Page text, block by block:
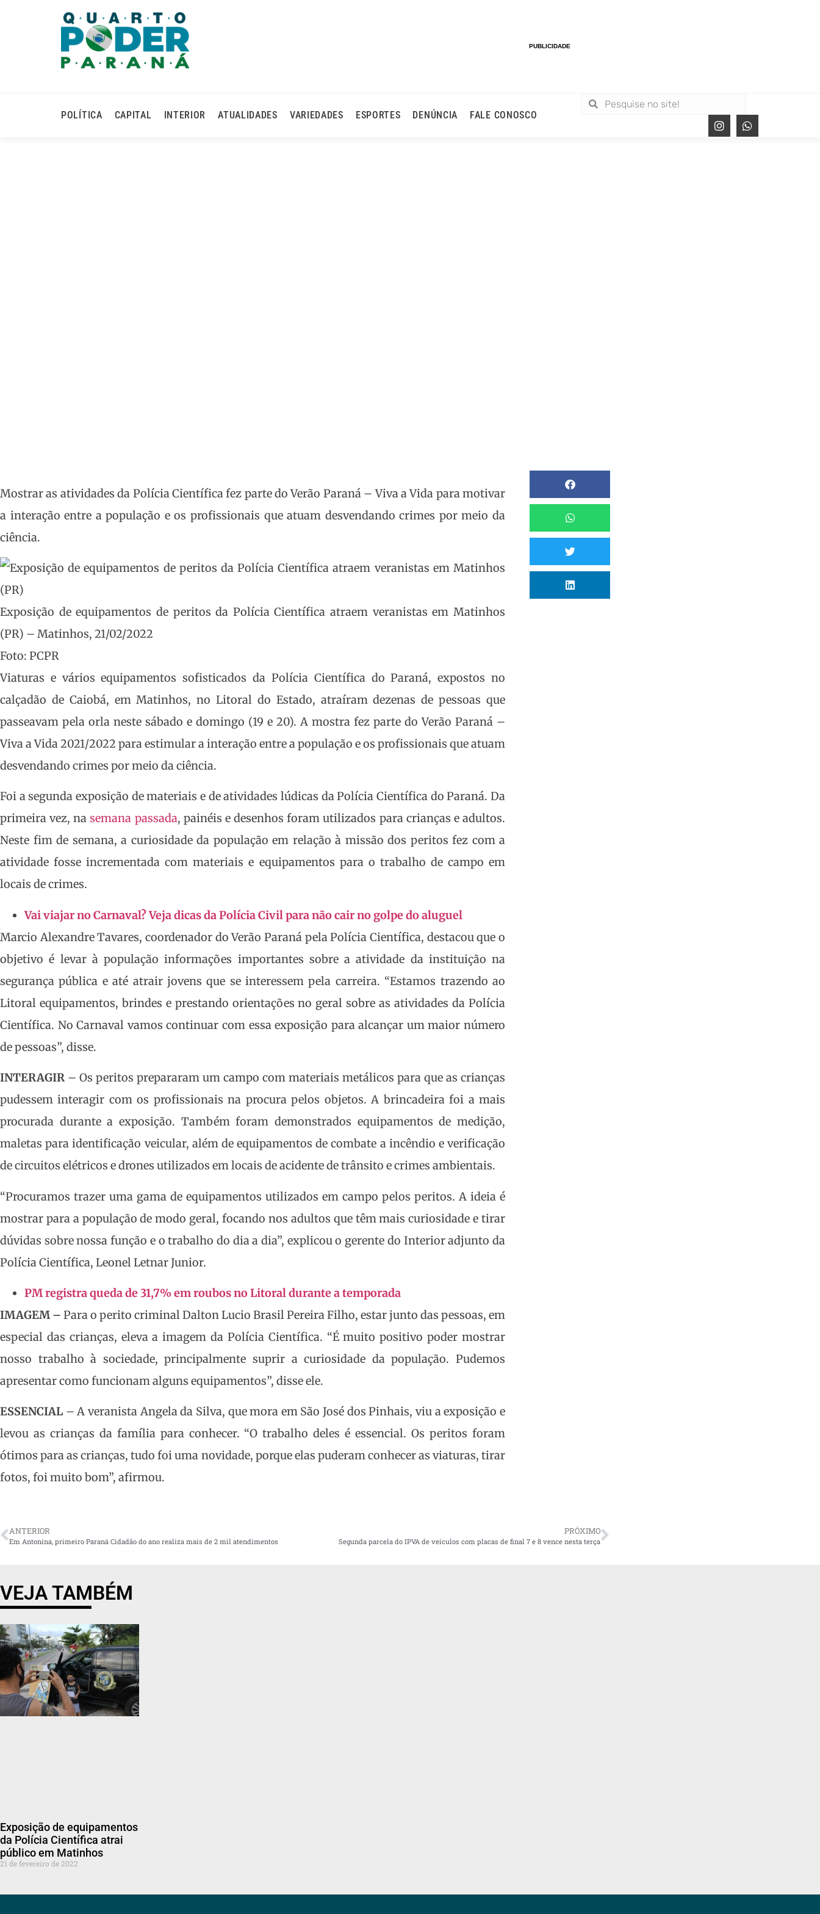
PUBLICIDADE
POLÍTICA CAPITAL INTERIOR ATUALIDADES VARIEDADES ESPORTES DENÚNCIA FALE CONOSCO
Mostrar as atividades da Polícia Científica fez parte do Verão Paraná – Viva a Vida para motivar
a interação entre a população e os profissionais que atuam desvendando crimes por meio da
ciência.
Exposição de equipamentos de peritos da Polícia Científica atraem veranistas em Matinhos
(PR) – Matinhos, 21/02/2022
Foto: PCPR
Viaturas e vários equipamentos sofisticados da Polícia Científica do Paraná, expostos no
calçadão de Caiobá, em Matinhos, no Litoral do Estado, atraíram dezenas de pessoas que
passeavam pela orla neste sábado e domingo (19 e 20). A mostra fez parte do Verão Paraná –
Viva a Vida 2021/2022 para estimular a interação entre a população e os profissionais que atuam
desvendando crimes por meio da ciência.
Foi a segunda exposição de materiais e de atividades lúdicas da Polícia Científica do Paraná. Da
primeira vez, nasemana passada, painéis e desenhos foram utilizados para crianças e adultos.
Neste fim de semana, a curiosidade da população em relação à missão dos peritos fez com a
atividade fosse incrementada com materiais e equipamentos para o trabalho de campo em
locais de crimes.
Vai viajar no Carnaval? Veja dicas da Polícia Civil para não cair no golpe do aluguel
Marcio Alexandre Tavares, coordenador do Verão Paraná pela Polícia Científica, destacou que o
objetivo é levar à população informações importantes sobre a atividade da instituição na
segurança pública e até atrair jovens que se interessem pela carreira. “Estamos trazendo ao
Litoral equipamentos, brindes e prestando orientações no geral sobre as atividades da Polícia
Científica. No Carnaval vamos continuar com essa exposição para alcançar um maior número
de pessoas”, disse.
INTERAGIR – Os peritos prepararam um campo com materiais metálicos para que as crianças
pudessem interagir com os profissionais na procura pelos objetos. A brincadeira foi a mais
procurada durante a exposição. Também foram demonstrados equipamentos de medição,
maletas para identificação veicular, além de equipamentos de combate a incêndio e verificação
de circuitos elétricos e drones utilizados em locais de acidente de trânsito e crimes ambientais.
“Procuramos trazer uma gama de equipamentos utilizados em campo pelos peritos. A ideia é
mostrar para a população de modo geral, focando nos adultos que têm mais curiosidade e tirar
dúvidas sobre nossa função e o trabalho do dia a dia”, explicou o gerente do Interior adjunto da
Polícia Científica, Leonel Letnar Junior.
PM registra queda de 31,7% em roubos no Litoral durante a temporada
IMAGEM – Para o perito criminal Dalton Lucio Brasil Pereira Filho, estar junto das pessoas, em
especial das crianças, eleva a imagem da Polícia Científica. “É muito positivo poder mostrar
nosso trabalho à sociedade, principalmente suprir a curiosidade da população. Pudemos
apresentar como funcionam alguns equipamentos”, disse ele.
ESSENCIAL – A veranista Angela da Silva, que mora em São José dos Pinhais, viu a exposição e
levou as crianças da família para conhecer. “O trabalho deles é essencial. Os peritos foram
ótimos para as crianças, tudo foi uma novidade, porque elas puderam conhecer as viaturas, tirar
fotos, foi muito bom”, afirmou.
ANTERIOR
Em Antonina, primeiro Paraná Cidadão do ano realiza mais de 2 mil atendimentos
PRÓXIMO
Segunda parcela do IPVA de veículos com placas de final 7 e 8 vence nesta terça
VEJA TAMBÉM
Exposição de equipamentos
da Polícia Científica atrai
público em Matinhos
21 de fevereiro de 2022